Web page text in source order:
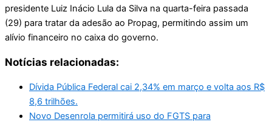
presidente Luiz Inácio Lula da Silva na quarta-feira passada
(29) para tratar da adesão ao Propag, permitindo assim um
alívio financeiro no caixa do governo.
Notícias relacionadas:
Dívida Pública Federal cai 2,34% em março e volta aos R$
8,6 trilhões.
Novo Desenrola permitirá uso do FGTS para